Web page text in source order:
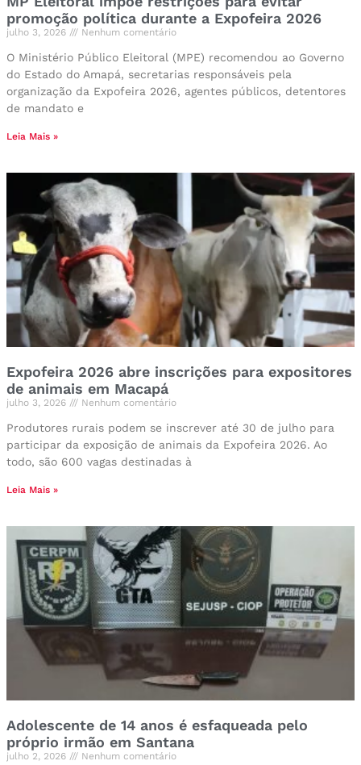
promoção política durante a Expofeira 2026
julho 3, 2026 Nenhum comentário
O Ministério Público Eleitoral (MPE) recomendou ao Governo
do Estado do Amapá, secretarias responsáveis pela
organização da Expofeira 2026, agentes públicos, detentores
de mandato e
Leia Mais »
Expofeira 2026 abre inscrições para expositores
de animais em Macapá
julho 3, 2026 Nenhum comentário
Produtores rurais podem se inscrever até 30 de julho para
participar da exposição de animais da Expofeira 2026. Ao
todo, são 600 vagas destinadas à
Leia Mais »
Adolescente de 14 anos é esfaqueada pelo
próprio irmão em Santana
julho 2, 2026 Nenhum comentário